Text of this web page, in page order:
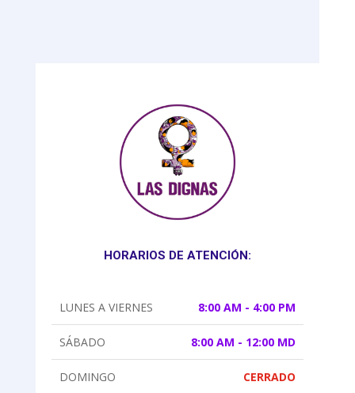
HORARIOS DE ATENCIÓN:
LUNES A VIERNES 8:00 AM - 4:00 PM
SÁBADO 8:00 AM - 12:00 MD
DOMINGO CERRADO